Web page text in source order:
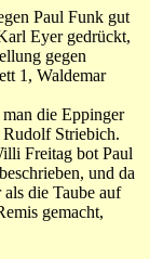
Paul Funk gut
Eyer gedrückt,
gegen
1, Waldemar
man die Eppinger
Rudolf Striebich.
Freitag bot Paul
und da
die Taube auf
gemacht,